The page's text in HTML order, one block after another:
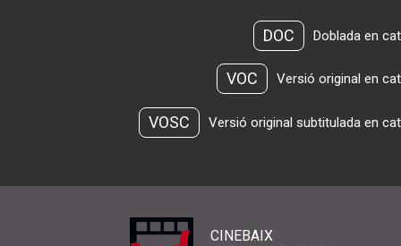
DOC Doblada en
VOC Versió original en
VOSC Versió original subtitulada en
CINEBAIX